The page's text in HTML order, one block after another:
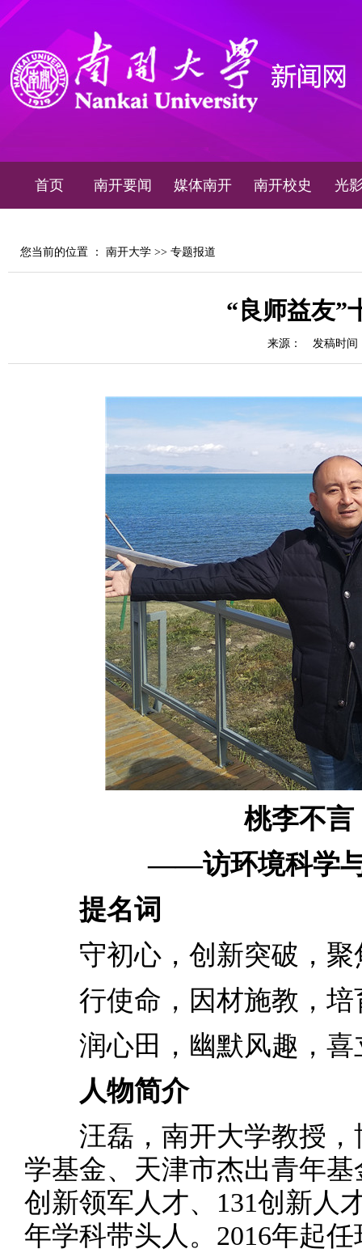
首页 南开要闻 媒体南开 南开校史 光
您当前的位置 ： 南开大学 >> 专题报道
“良师益友”
来源： 发稿时间
桃李不言
——访环境科学
提名词
守初心，创新突破，聚
行使命，因材施教，培
润心田，幽默风趣，喜
人物简介
汪磊，南开大学教授，
学基金、天津市杰出青年
创新领军人才、131创新人
年学科带头人。2016年起